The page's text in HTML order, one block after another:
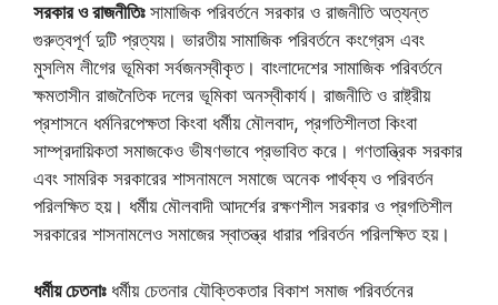
সরকার ও রাজনীতিঃসামাজিক পরিবর্তনে সরকার ও রাজনীতি অত্যন্ত
গুরুত্বপূর্ণ দুটি প্রত্যয়। ভারতীয় সামাজিক পরিবর্তনে কংগ্রেস এবং
মুসলিম লীগের ভূমিকা সর্বজনস্বীকৃত। বাংলাদেশের সামাজিক পরিবর্তনে
ক্ষমতাসীন রাজনৈতিক দলের ভূমিকা অনস্বীকার্য। রাজনীতি ও রাষ্ট্রীয়
প্রশাসনে ধর্মনিরপেক্ষতা কিংবা ধর্মীয় মৌলবাদ, প্রগতিশীলতা কিংবা
সাম্প্রদায়িকতা সমাজকেও ভীষণভাবে প্রভাবিত করে। গণতান্ত্রিক সরকার
এবং সামরিক সরকারের শাসনামলে সমাজে অনেক পার্থক্য ও পরিবর্তন
পরিলক্ষিত হয়। ধর্মীয় মৌলবাদী আদর্শের রক্ষণশীল সরকার ও প্রগতিশীল
সরকারের শাসনামলেও সমাজের স্বাতন্ত্র ধারার পরিবর্তন পরিলক্ষিত হয়।
ধর্মীয় চেতনাঃধর্মীয় চেতনার যৌক্তিকতার বিকাশ সমাজ পরিবর্তনের